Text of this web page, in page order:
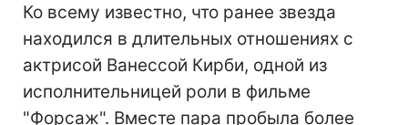
Ко всему известно, что ранее звезда
находился в длительных отношениях с
актрисой Ванессой Кирби, одной из
исполнительницей роли в фильме
"Форсаж". Вместе пара пробыла более